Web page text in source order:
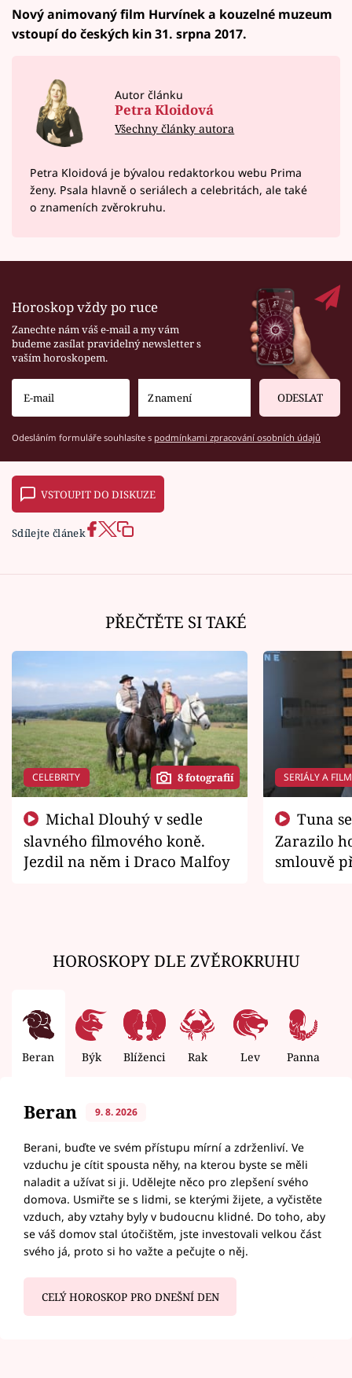
Nový animovaný film Hurvínek a kouzelné muzeum
vstoupí do českých kin 31. srpna 2017.
Autor článku
Petra Kloidová
Všechny články autora
Petra Kloidová je bývalou redaktorkou webu Prima
ženy. Psala hlavně o seriálech a celebritách, ale také
o znameních zvěrokruhu.
Horoskop vždy po ruce
Zanechte nám váš e-mail a my vám
budeme zasílat pravidelný newsletter s
vaším horoskopem.
ODESLAT
Odesláním formuláře souhlasíte s podmínkami zpracování osobních údajů
VSTOUPIT DO DISKUZE
Sdílejte článek
PŘEČTĚTE SI TAKÉ
CELEBRITY 8 fotografií
slavného filmového koně.
Jezdil na něm i Draco Malfoy
SERIÁLY A
Zarazilo
smlouvě
HOROSKOPY DLE ZVĚROKRUHU
Beran Býk Blíženci Rak Lev Panna
Beran 9. 8. 2026
Berani, buďte ve svém přístupu mírní a zdrženliví. Ve
vzduchu je cítit spousta něhy, na kterou byste se měli
naladit a užívat si ji. Udělejte něco pro zlepšení svého
domova. Usmiřte se s lidmi, se kterými žijete, a vyčistěte
vzduch, aby vztahy byly v budoucnu klidné. Do toho, aby
se váš domov stal útočištěm, jste investovali velkou část
svého já, proto si ho važte a pečujte o něj.
CELÝ HOROSKOP PRO DNEŠNÍ DEN